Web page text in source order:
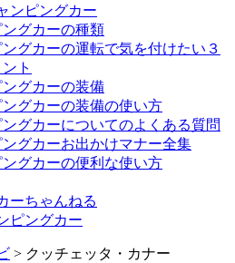
ンピングカー
グカーの種類
グカーの運転で気を付けたい３
ト
グカーの装備
グカーの装備の使い方
グカーについてのよくある質問
グカーお出かけマナー全集
グカーの便利な使い方
ーちゃんねる
ピングカー
> クッチェッタ・カナー